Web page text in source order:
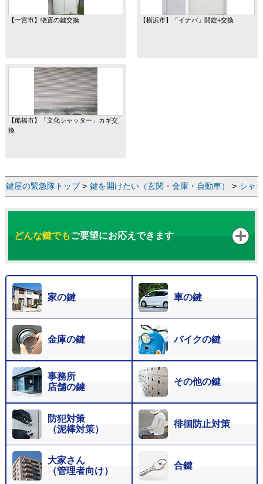
【一宮市】物置の鍵交換 【横浜市】「イナバ」開錠+交換
【船橋市】「文化シャッター」カギ交
換
鍵屋の緊急隊トップ> 鍵を開けたい（玄関・金庫・自動車） > シャ
どんな鍵でもご要望にお応えできます
家の鍵 車の鍵
金庫の鍵 バイクの鍵
事務所
店舗の鍵
その他の鍵
防犯対策
（泥棒対策）
徘徊防止対策
大家さん
（管理者向け）
合鍵